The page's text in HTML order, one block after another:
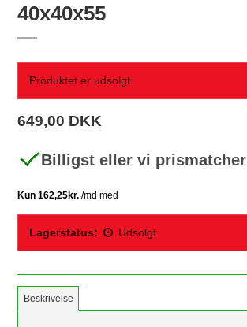
40x40x55
Produktet er udsolgt.
649,00 DKK
Billigst eller vi prismatcher
Lagerstatus: Udsolgt
Beskrivelse